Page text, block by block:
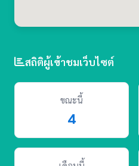
สถิติผู้เข้าชมเว็บไซต์
ขณะนี้
4